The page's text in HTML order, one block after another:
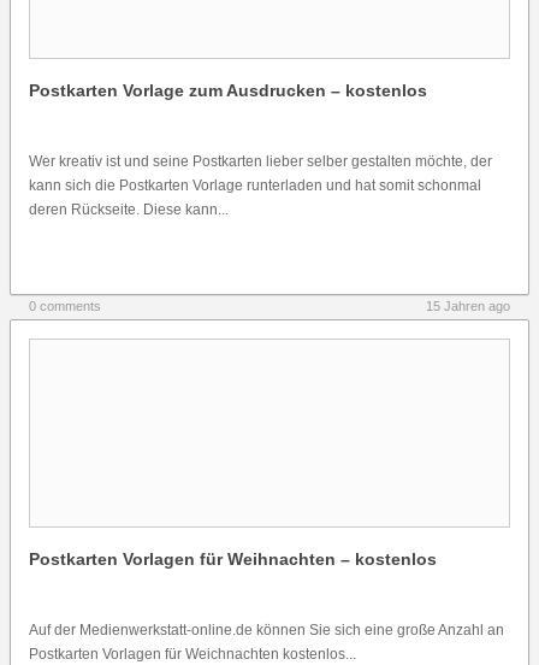
Postkarten Vorlage zum Ausdrucken – kostenlos
Wer kreativ ist und seine Postkarten lieber selber gestalten möchte, der
kann sich die Postkarten Vorlage runterladen und hat somit schonmal
deren Rückseite. Diese kann...
0 comments 15 Jahren ago
Postkarten Vorlagen für Weihnachten – kostenlos
Auf der Medienwerkstatt-online.de können Sie sich eine große Anzahl an
Postkarten Vorlagen für Weichnachten kostenlos...